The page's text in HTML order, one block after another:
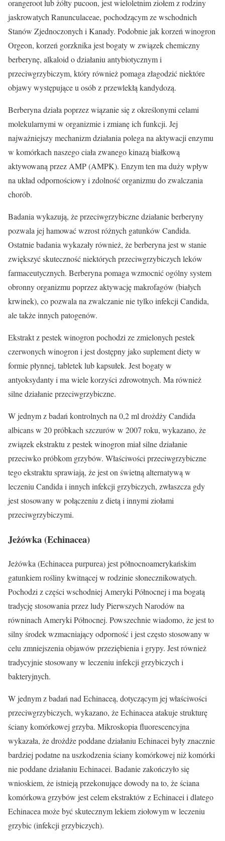
orangeroot lub żółty pucoon, jest wieloletnim ziołem z rodziny
jaskrowatych Ranunculaceae, pochodzącym ze wschodnich
Stanów Zjednoczonych i Kanady. Podobnie jak korzeń winogron
Orgeon, korzeń gorzknika jest bogaty w związek chemiczny
berberynę, alkaloid o działaniu antybiotycznym i
przeciwgrzybiczym, który również pomaga złagodzić niektóre
objawy występujące u osób z przewlekłą kandydozą.
Berberyna działa poprzez wiązanie się z określonymi celami
molekularnymi w organizmie i zmianę ich funkcji. Jej
najważniejszy mechanizm działania polega na aktywacji enzymu
w komórkach naszego ciała zwanego kinazą białkową
aktywowaną przez AMP (AMPK). Enzym ten ma duży wpływ
na układ odpornościowy i zdolność organizmu do zwalczania
chorób.
Badania wykazują, że przeciwgrzybiczne działanie berberyny
pozwala jej hamować wzrost różnych gatunków Candida.
Ostatnie badania wykazały również, że berberyna jest w stanie
zwiększyć skuteczność niektórych przeciwgrzybiczych leków
farmaceutycznych. Berberyna pomaga wzmocnić ogólny system
obronny organizmu poprzez aktywację makrofagów (białych
krwinek), co pozwala na zwalczanie nie tylko infekcji Candida,
ale także innych patogenów.
Ekstrakt z pestek winogron pochodzi ze zmielonych pestek
czerwonych winogron i jest dostępny jako suplement diety w
formie płynnej, tabletek lub kapsułek. Jest bogaty w
antyoksydanty i ma wiele korzyści zdrowotnych. Ma również
silne działanie przeciwgrzybiczne.
W jednym z badań kontrolnych na 0,2 ml drożdży Candida
albicans w 20 próbkach szczurów w 2007 roku, wykazano, że
związek ekstraktu z pestek winogron miał silne działanie
przeciwko próbkom grzybów. Właściwości przeciwgrzybiczne
tego ekstraktu sprawiają, że jest on świetną alternatywą w
leczeniu Candida i innych infekcji grzybiczych, zwłaszcza gdy
jest stosowany w połączeniu z dietą i innymi ziołami
przeciwgrzybiczymi.
Jeżówka (Echinacea)
Jeżówka (Echinacea purpurea) jest północnoamerykańskim
gatunkiem rośliny kwitnącej w rodzinie słonecznikowatych.
Pochodzi z części wschodniej Ameryki Północnej i ma bogatą
tradycję stosowania przez ludy Pierwszych Narodów na
równinach Ameryki Północnej. Powszechnie wiadomo, że jest to
silny środek wzmacniający odporność i jest często stosowany w
celu zmniejszenia objawów przeziębienia i grypy. Jest również
tradycyjnie stosowany w leczeniu infekcji grzybiczych i
bakteryjnych.
W jednym z badań nad Echinaceą, dotyczącym jej właściwości
przeciwgrzybiczych, wykazano, że Echinacea atakuje strukturę
ściany komórkowej grzyba. Mikroskopia fluorescencyjna
wykazała, że drożdże poddane działaniu Echinacei były znacznie
bardziej podatne na uszkodzenia ściany komórkowej niż komórki
nie poddane działaniu Echinacei. Badanie zakończyło się
wnioskiem, że istnieją przekonujące dowody na to, że ściana
komórkowa grzybów jest celem ekstraktów z Echinacei i dlatego
Echinacea może być skutecznym lekiem ziołowym w leczeniu
grzybic (infekcji grzybiczych).